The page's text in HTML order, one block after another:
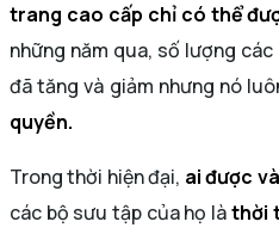
trang cao cấp chỉ có thể
những năm qua, số lượng
đã tăng và giảm nhưng nó
quyền.
Trong thời hiện đại, ai được
các bộ sưu tập của họ làthời